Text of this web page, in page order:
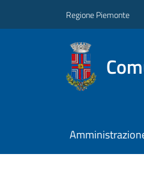
Regione Piemonte